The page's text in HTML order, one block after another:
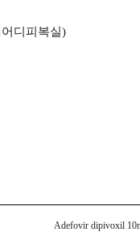
디피복실)
Adefovir dipivoxil